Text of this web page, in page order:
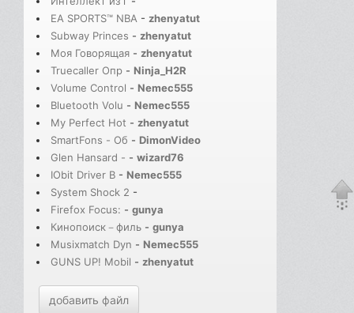
EA SPORTS™ NBA - zhenyatut
Subway Princes - zhenyatut
Моя Говорящая - zhenyatut
Truecaller Опр - Ninja_H2R
Volume Control - Nemec555
Bluetooth Volu - Nemec555
My Perfect Hot - zhenyatut
SmartFons - Об - DimonVideo
Glen Hansard - - wizard76
IObit Driver B - Nemec555
System Shock 2 -
Firefox Focus: - gunya
Кинопоиск－филь - gunya
Musixmatch Dyn - Nemec555
GUNS UP! Mobil - zhenyatut
добавить файл